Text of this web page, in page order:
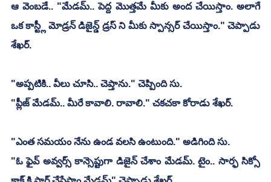
ఆ వెంబడే.. "మేడమ్.. పెద్ద మొత్తమే మీకు అంద చేయిస్తాం. అలాగే
ఒక కాస్ట్లీ మోడ్రన్ డిజైన్డ్ డ్రస్ ని మీకు స్పాన్సర్ చేయిస్తాం." చెప్పాడు
శేఖర్.
"అప్పటికి.. వీలు చూసి.. చెప్తాను." చెప్పింది సు.
"ప్లీజ్ మేడమ్.. మీరే కావాలి. రావాలి." చకచకా కోరాడు శేఖర్.
"ఎంత సమయం నేను ఉండ వలసి ఉంటుంది." అడిగింది సు.
"ఓ ఫైవ్ అవ్వర్స్ కాన్సెప్టుగా డిజైన్ చేశాం మేడమ్. టైం.. సార్ఫ సిక్సో